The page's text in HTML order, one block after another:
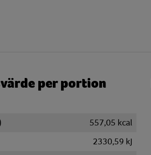
per portion
557,05 kcal
2330,59 kJ